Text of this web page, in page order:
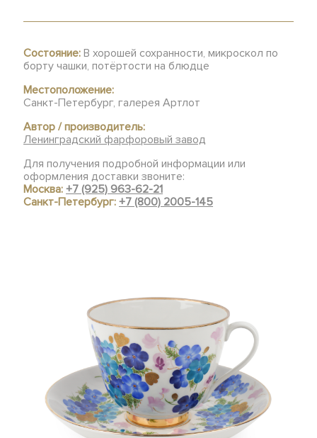
Состояние: В хорошей сохранности, микроскол по
борту чашки, потёртости на блюдце
Местоположение:
Санкт-Петербург, галерея Артлот
Автор / производитель:
Ленинградский фарфоровый завод
Для получения подробной информации или
оформления доставки звоните:
Москва:+7 (925) 963-62-21
Санкт-Петербург:+7 (800) 2005-145